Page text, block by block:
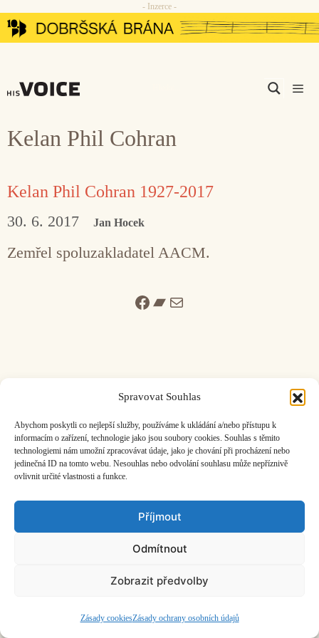
Spravovat Souhlas
Abychom poskytli co nejlepší služby, používáme k ukládání a/nebo přístupu k
informacím o zařízení, technologie jako jsou soubory cookies. Souhlas s těmito
technologiemi nám umožní zpracovávat údaje, jako je chování při procházení nebo
jedinečná ID na tomto webu. Nesouhlas nebo odvolání souhlasu může nepříznivě
ovlivnit určité vlastnosti a funkce.
Příjmout
Odmítnout
Zobrazit předvolby
Zásady cookiesZásady ochrany osobních údajů
Přeskočit
na
- Inzerce -
Kelan Phil Cohran
Kelan Phil Cohran 1927-2017
30. 6. 2017 Jan Hocek
Zemřel spoluzakladatel AACM.
Facebook
Bandcamp
Mail
ČASOPIS O JINÉ HUDBĚ | vydáváHudební informační středisko
|
©2026 HISvoice – design a adminAtelier Dokument